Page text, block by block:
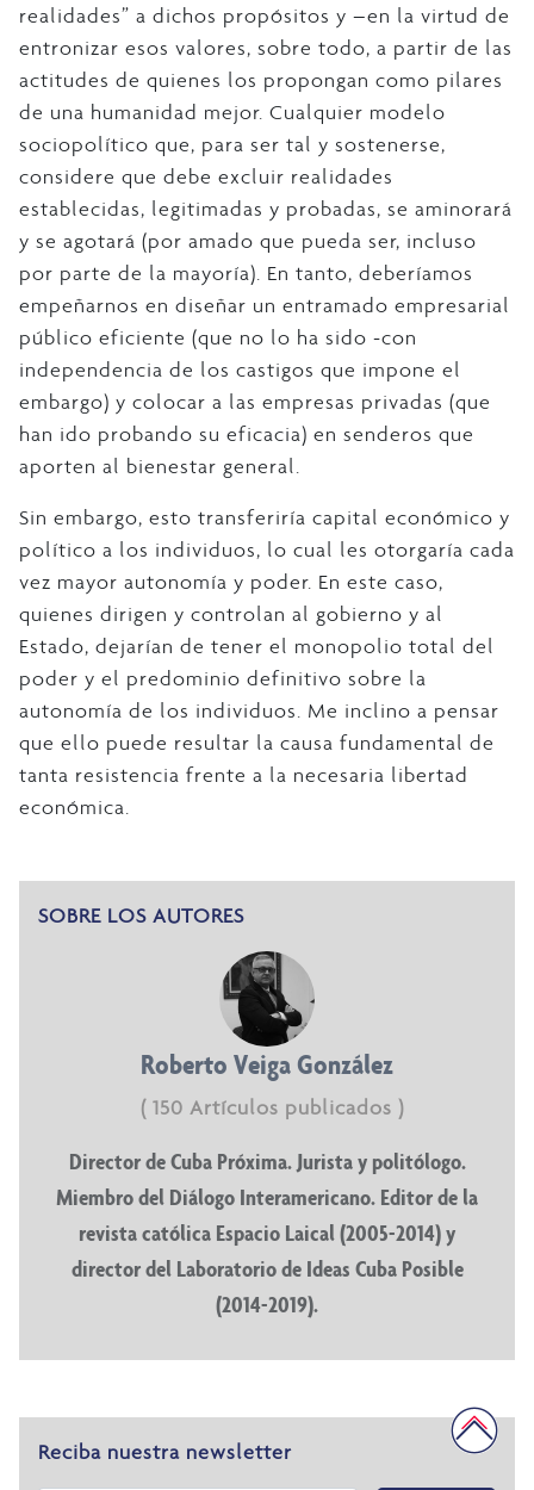
realidades” a dichos propósitos y –en la virtud de
entronizar esos valores, sobre todo, a partir de las
actitudes de quienes los propongan como pilares
de una humanidad mejor. Cualquier modelo
sociopolítico que, para ser tal y sostenerse,
considere que debe excluir realidades
establecidas, legitimadas y probadas, se aminorará
y se agotará (por amado que pueda ser, incluso
por parte de la mayoría). En tanto, deberíamos
empeñarnos en diseñar un entramado empresarial
público eficiente (que no lo ha sido -con
independencia de los castigos que impone el
embargo) y colocar a las empresas privadas (que
han ido probando su eficacia) en senderos que
aporten al bienestar general.
Sin embargo, esto transferiría capital económico y
político a los individuos, lo cual les otorgaría cada
vez mayor autonomía y poder. En este caso,
quienes dirigen y controlan al gobierno y al
Estado, dejarían de tener el monopolio total del
poder y el predominio definitivo sobre la
autonomía de los individuos. Me inclino a pensar
que ello puede resultar la causa fundamental de
tanta resistencia frente a la necesaria libertad
económica.
SOBRE LOS AUTORES
Roberto Veiga González
( 150 Artículos publicados )
Director de Cuba Próxima. Jurista y politólogo.
Miembro del Diálogo Interamericano. Editor de la
revista católica Espacio Laical (2005-2014) y
director del Laboratorio de Ideas Cuba Posible
(2014-2019).
Reciba nuestra newsletter